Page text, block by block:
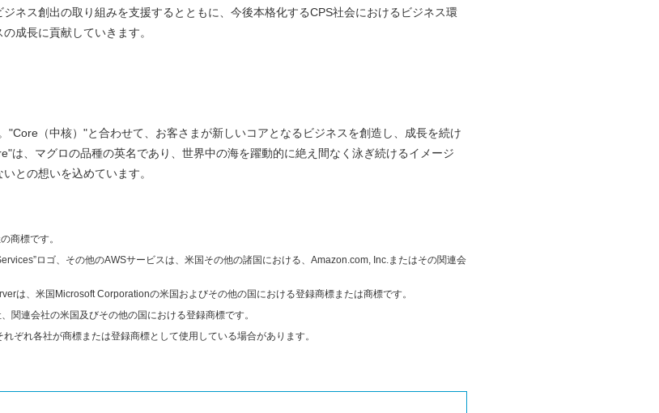
ネス創出の取り組みを支援するとともに、今後本格化するCPS社会におけるビジネス環
成長に貢献していきます。
"Core（中核）"と合わせて、お客さまが新しいコアとなるビジネスを創造し、成長を続け
は、マグロの品種の英名であり、世界中の海を躍動的に絶え間なく泳ぎ続けるイメージ
との想いを込めています。
商標です。
ロゴ、その他のAWSサービスは、米国その他の諸国における、Amazon.com, Inc.またはその関連会
は、米国Microsoft Corporationの米国およびその他の国における登録商標または商標です。
連会社の米国及びその他の国における登録商標です。
ぞれ各社が商標または登録商標として使用している場合があります。